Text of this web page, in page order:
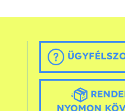
NYOMON